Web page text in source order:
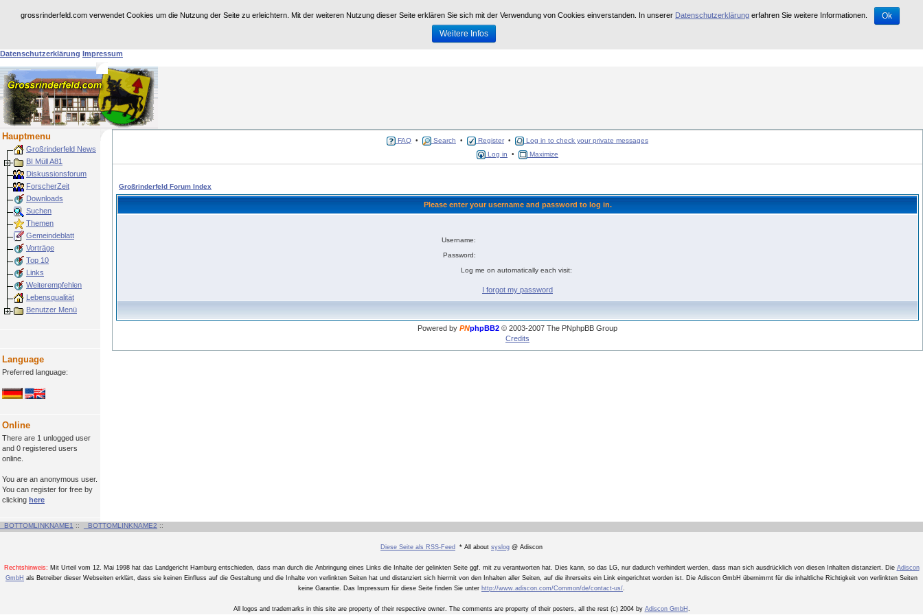
grossrinderfeld.com verwendet Cookies um die Nutzung der Seite zu erleichtern. Mit der weiteren Nutzung dieser Seite erklären Sie sich mit der Verwendung von Cookies einverstanden. In unserer Datenschutzerklärung erfahren Sie weitere Informationen.
Ok
Weitere Infos
. Alle dynamischen Funktionen, Formulare etc auf dieser Seite sind abgeschaltet.
Datenschutzerklärung Impressum
Hauptmenu
Großrinderfeld News
BI Müll A81
Diskussionsforum
ForscherZeit
Downloads
Suchen
Themen
Gemeindeblatt
Vorträge
Top 10
Links
Weiterempfehlen
Lebensqualität
Benutzer Menü
Language
Preferred language:
Online
There are 1 unlogged user
and 0 registered users
online.
You are an anonymous user.
You can register for free by
clicking here
FAQ • Search • Register•
Log in to check your private messages
Log in • Maximize
Großrinderfeld Forum Index
Please enter your username and password to log in.
Username:
Password:
Log me on automatically each visit:
I forgot my password
Powered by PNphpBB2 © 2003-2007 The PNphpBB Group
Credits
_BOTTOMLINKNAME1 :: _BOTTOMLINKNAME2 ::
Diese Seite als RSS-Feed * All about syslog @ Adiscon
Rechtshinweis: Mit Urteil vom 12. Mai 1998 hat das Landgericht Hamburg entschieden, dass man durch die Anbringung eines Links die Inhalte der gelinkten Seite ggf. mit zu verantworten hat. Dies kann, so das LG, nur dadurch verhindert werden, dass man sich ausdrücklich von diesen Inhalten distanziert. Die Adiscon
GmbH als Betreiber dieser Webseiten erklärt, dass sie keinen Einfluss auf die Gestaltung und die Inhalte von verlinkten Seiten hat und distanziert sich hiermit von den Inhalten aller Seiten, auf die ihrerseits ein Link eingerichtet worden ist. Die Adiscon GmbH übernimmt für die inhaltliche Richtigkeit von verlinkten Seiten
keine Garantie. Das Impressum für diese Seite finden Sie unter http://www.adiscon.com/Common/de/contact-us/.
All logos and trademarks in this site are property of their respective owner. The comments are property of their posters, all the rest (c) 2004 by Adiscon GmbH .